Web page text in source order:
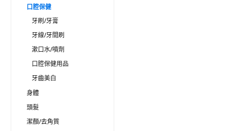
口腔保健
牙刷/牙膏
牙線/牙間刷
漱口水/噴劑
口腔保健用品
牙齒美白
身體
頭髮
潔顏/去角質